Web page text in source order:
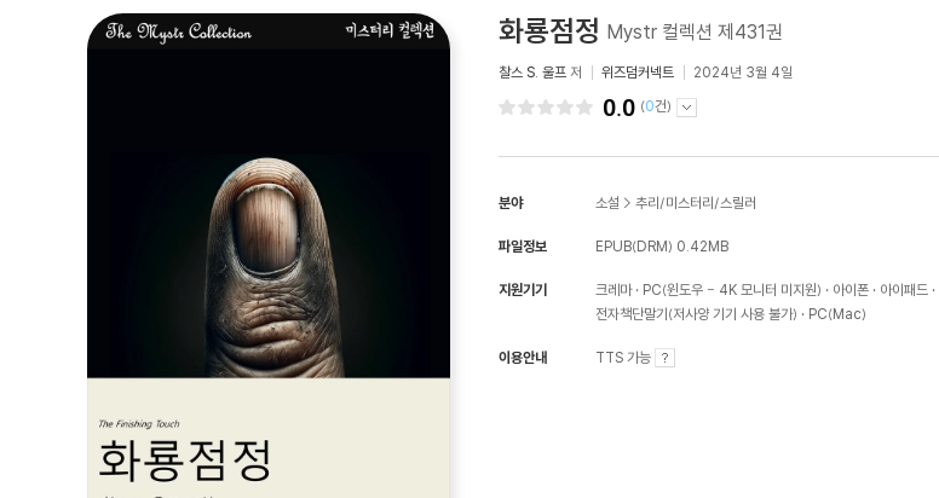
화룡점정 Mystr 컬렉션 제431권
찰스 S. 울프 저 위즈덤커넥트 2024년 3월 4일
0.0 (0건)
분야 소설 > 추리/미스터리/스릴러
파일정보 EPUB(DRM) 0.42MB
지원기기 크레마 PC(윈도우 - 4K 모니터 미지원) 아이폰 아이패드
전자책단말기(저사양 기기 사용 불가)
PC(Mac)
이용안내 TTS 가능